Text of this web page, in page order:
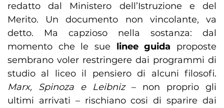
redatto dal Ministero dell’Istruzione e del
Merito. Un documento non vincolante, va
detto. Ma capzioso nella sostanza: dal
momento che le sue linee guida proposte
sembrano voler restringere dai programmi di
studio al liceo il pensiero di alcuni filosofi.
Marx, Spinoza e Leibniz – non proprio gli
ultimi arrivati – rischiano cosi di sparire dai